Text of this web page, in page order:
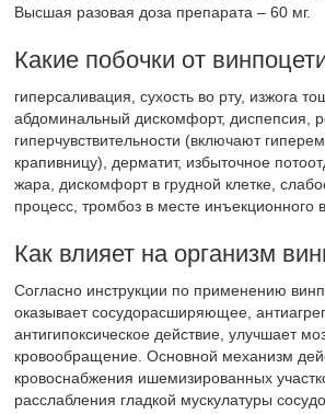
Высшая разовая доза препарата – 60 мг.
Какие побочки от
гиперсаливация, сухость во рту, изжога
абдоминальный дискомфорт, диспепсия,
гиперчувствительности (включают
крапивницу), дерматит, избыточное
жара, дискомфорт в грудной клетке,
процесс, тромбоз в месте инъекционного
Как влияет на организм
Согласно инструкции по применению
оказывает сосудорасширяющее,
антигипоксическое действие, улучшает
кровообращение. Основной механизм
кровоснабжения ишемизированных
расслабления гладкой мускулатуры